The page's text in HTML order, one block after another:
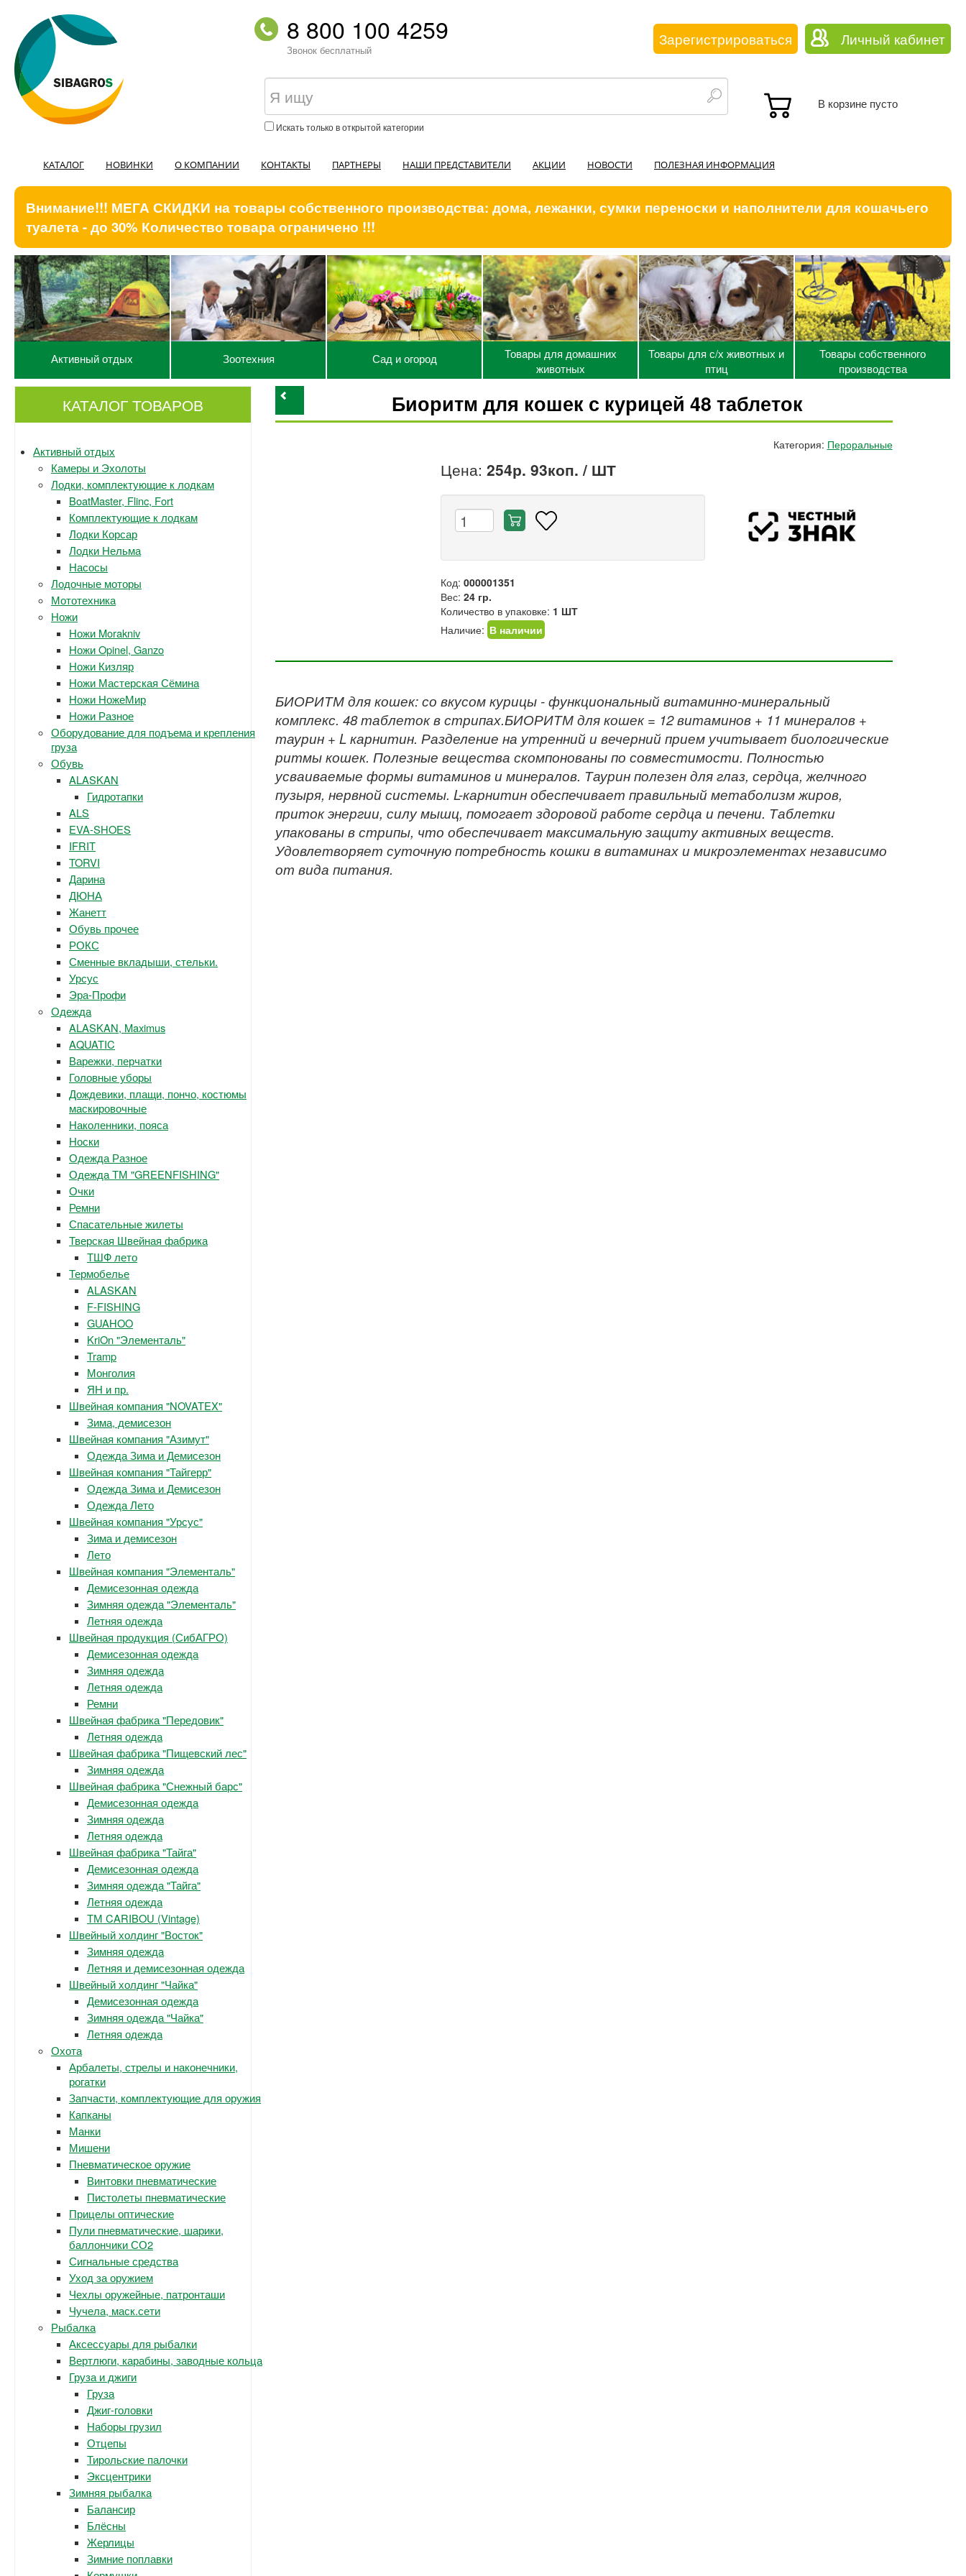
8 800 100 4259
Звонок бесплатный
Зарегистрироваться Личный кабинет
Искать только в открытой категории
В корзине пусто
КАТАЛОГ НОВИНКИ О КОМПАНИИ КОНТАКТЫ ПАРТНЕРЫ НАШИ ПРЕДСТАВИТЕЛИ АКЦИИ НОВОСТИ ПОЛЕЗНАЯ ИНФОРМАЦИЯ
Внимание!!! МЕГА СКИДКИ на товары собственного производства: дома, лежанки, сумки переноски и наполнители для кошачьего
туалета - до 30% Количество товара ограничено !!!
Активный отдых Зоотехния Сад и огород
Товары для домашних
животных
Товары для с/х животных и
птиц
Товары собственного
производства
КАТАЛОГ ТОВАРОВ
Активный отдых
Камеры и Эхолоты
Лодки, комплектующие к лодкам
BoatMaster, Flinc, Fort
Комплектующие к лодкам
Лодки Корсар
Лодки Нельма
Насосы
Лодочные моторы
Мототехника
Ножи
Ножи Morakniv
Ножи Opinel, Ganzo
Ножи Кизляр
Ножи Мастерская Сёмина
Ножи НожеМир
Ножи Разное
Оборудование для подъема и крепления
груза
Обувь
ALASKAN
Гидротапки
ALS
EVA-SHOES
IFRIT
TORVI
Дарина
ДЮНА
Жанетт
Обувь прочее
РОКС
Сменные вкладыши, стельки.
Урсус
Эра-Профи
Одежда
ALASKAN, Maximus
AQUATIC
Варежки, перчатки
Головные уборы
Дождевики, плащи, пончо, костюмы
маскировочные
Наколенники, пояса
Носки
Одежда Разное
Одежда ТМ "GREENFISHING"
Очки
Ремни
Спасательные жилеты
Тверская Швейная фабрика
ТШФ лето
Термобелье
ALASKAN
F-FISHING
GUAHOO
KriOn "Элементаль"
Tramp
Монголия
ЯН и пр.
Швейная компания "NOVATEX"
Зима, демисезон
Швейная компания "Азимут"
Одежда Зима и Демисезон
Швейная компания "Тайгерр"
Одежда Зима и Демисезон
Одежда Лето
Швейная компания "Урсус"
Зима и демисезон
Лето
Швейная компания "Элементаль"
Демисезонная одежда
Зимняя одежда "Элементаль"
Летняя одежда
Швейная продукция (СибАГРО)
Демисезонная одежда
Зимняя одежда
Летняя одежда
Ремни
Швейная фабрика "Передовик"
Летняя одежда
Швейная фабрика "Пищевский лес"
Зимняя одежда
Швейная фабрика "Снежный барс"
Демисезонная одежда
Зимняя одежда
Летняя одежда
Швейная фабрика "Тайга"
Демисезонная одежда
Зимняя одежда "Тайга"
Летняя одежда
ТМ CARIBOU (Vintage)
Швейный холдинг "Восток"
Зимняя одежда
Летняя и демисезонная одежда
Швейный холдинг "Чайка"
Демисезонная одежда
Зимняя одежда "Чайка"
Летняя одежда
Охота
Арбалеты, стрелы и наконечники,
рогатки
Запчасти, комплектующие для оружия
Капканы
Манки
Мишени
Пневматическое оружие
Винтовки пневматические
Пистолеты пневматические
Прицелы оптические
Пули пневматические, шарики,
баллончики СО2
Сигнальные средства
Уход за оружием
Чехлы оружейные, патронташи
Чучела, маск.сети
Рыбалка
Аксессуары для рыбалки
Вертлюги, карабины, заводные кольца
Груза и джиги
Груза
Джиг-головки
Наборы грузил
Отцепы
Тирольские палочки
Эксцентрики
Зимняя рыбалка
Балансир
Блёсны
Жерлицы
Зимние поплавки
Биоритм для кошек с курицей 48 таблеток
Категория: Пероральные
Цена:254р. 93коп. / ШТ
Код:000001351
Вес:24 гр.
Количество в упаковке: 1 ШТ
Наличие: В наличии
БИОРИТМ для кошек: со вкусом курицы - функциональный витаминно-минеральный
комплекс. 48 таблеток в стрипах.БИОРИТМ для кошек = 12 витаминов + 11 минералов +
таурин + L карнитин. Разделение на утренний и вечерний прием учитывает биологические
ритмы кошек. Полезные вещества скомпонованы по совместимости. Полностью
усваиваемые формы витаминов и минералов. Таурин полезен для глаз, сердца, желчного
пузыря, нервной системы. L-карнитин обеспечивает правильный метаболизм жиров,
приток энергии, силу мышц, помогает здоровой работе сердца и печени. Таблетки
упакованы в стрипы, что обеспечивает максимальную защиту активных веществ.
Удовлетворяет суточную потребность кошки в витаминах и микроэлементах независимо
от вида питания.